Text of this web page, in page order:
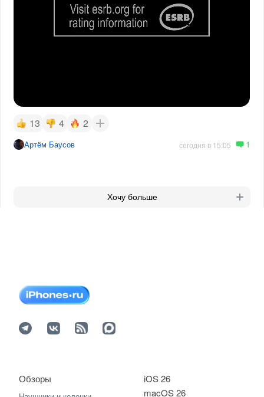
13 4 2
Артём Баусов сегодня в 15:05 1
Хочу больше
iOS 26
macOS 26
Обзоры